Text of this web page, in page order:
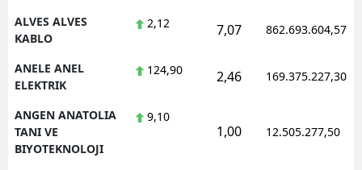
ALVES ALVES
KABLO
2,12 7,07 862.693.604,57
ANELE ANEL
ELEKTRIK
124,90 2,46 169.375.227,30
ANGEN ANATOLIA
TANI VE
BIYOTEKNOLOJI
9,10
1,00 12.505.277,50